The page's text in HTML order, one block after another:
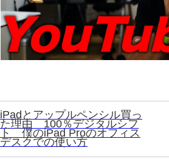
iPadとアップルペンシル買っ
た理由 100％デジタルシフ
ト 僕のiPad Proのオフィス
デスクでの使い方